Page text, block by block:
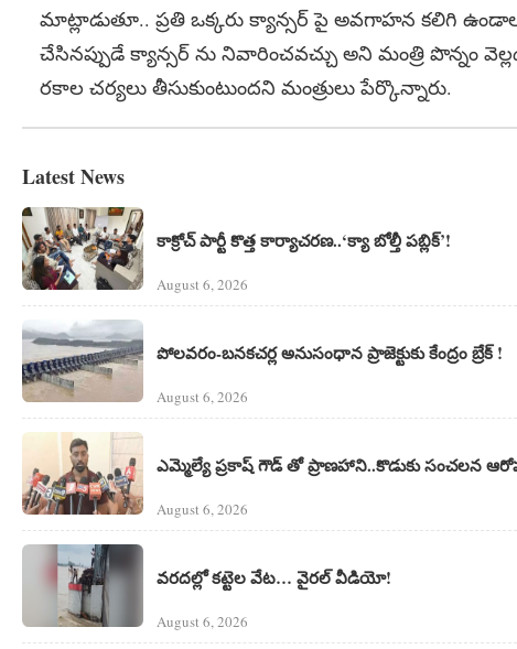
మాట్లాడుతూ.. ప్రతి ఒక్కరు క్యాన్సర్ పై అవగాహన కలిగి
చేసినప్పుడే క్యాన్సర్ ను నివారించవచ్చు అని మంత్రి పొన్నం
రకాల చర్యలు తీసుకుంటుందని మంత్రులు పేర్కొన్నారు.
Latest News
కాక్రోచ్ పార్టీ కొత్త కార్యాచరణ..‘క్యా బోల్తీ పబ్లిక్’!
August 6, 2026
పోలవరం-బనకచర్ల అనుసంధాన ప్రాజెక్టుకు కేంద్రం బ్రేక్ !
August 6, 2026
ఎమ్మెల్యే ప్రకాష్ గౌడ్ తో ప్రాణహాని..కొడుకు సంచలన
August 6, 2026
వరదల్లో కట్టెల వేట… వైరల్ వీడియో!
August 6, 2026